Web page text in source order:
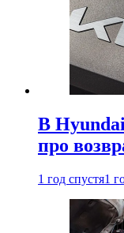
В
про
1 год спустя1